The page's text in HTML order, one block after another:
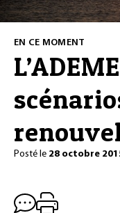
EN CE MOMENT
Posté le 28 octobre